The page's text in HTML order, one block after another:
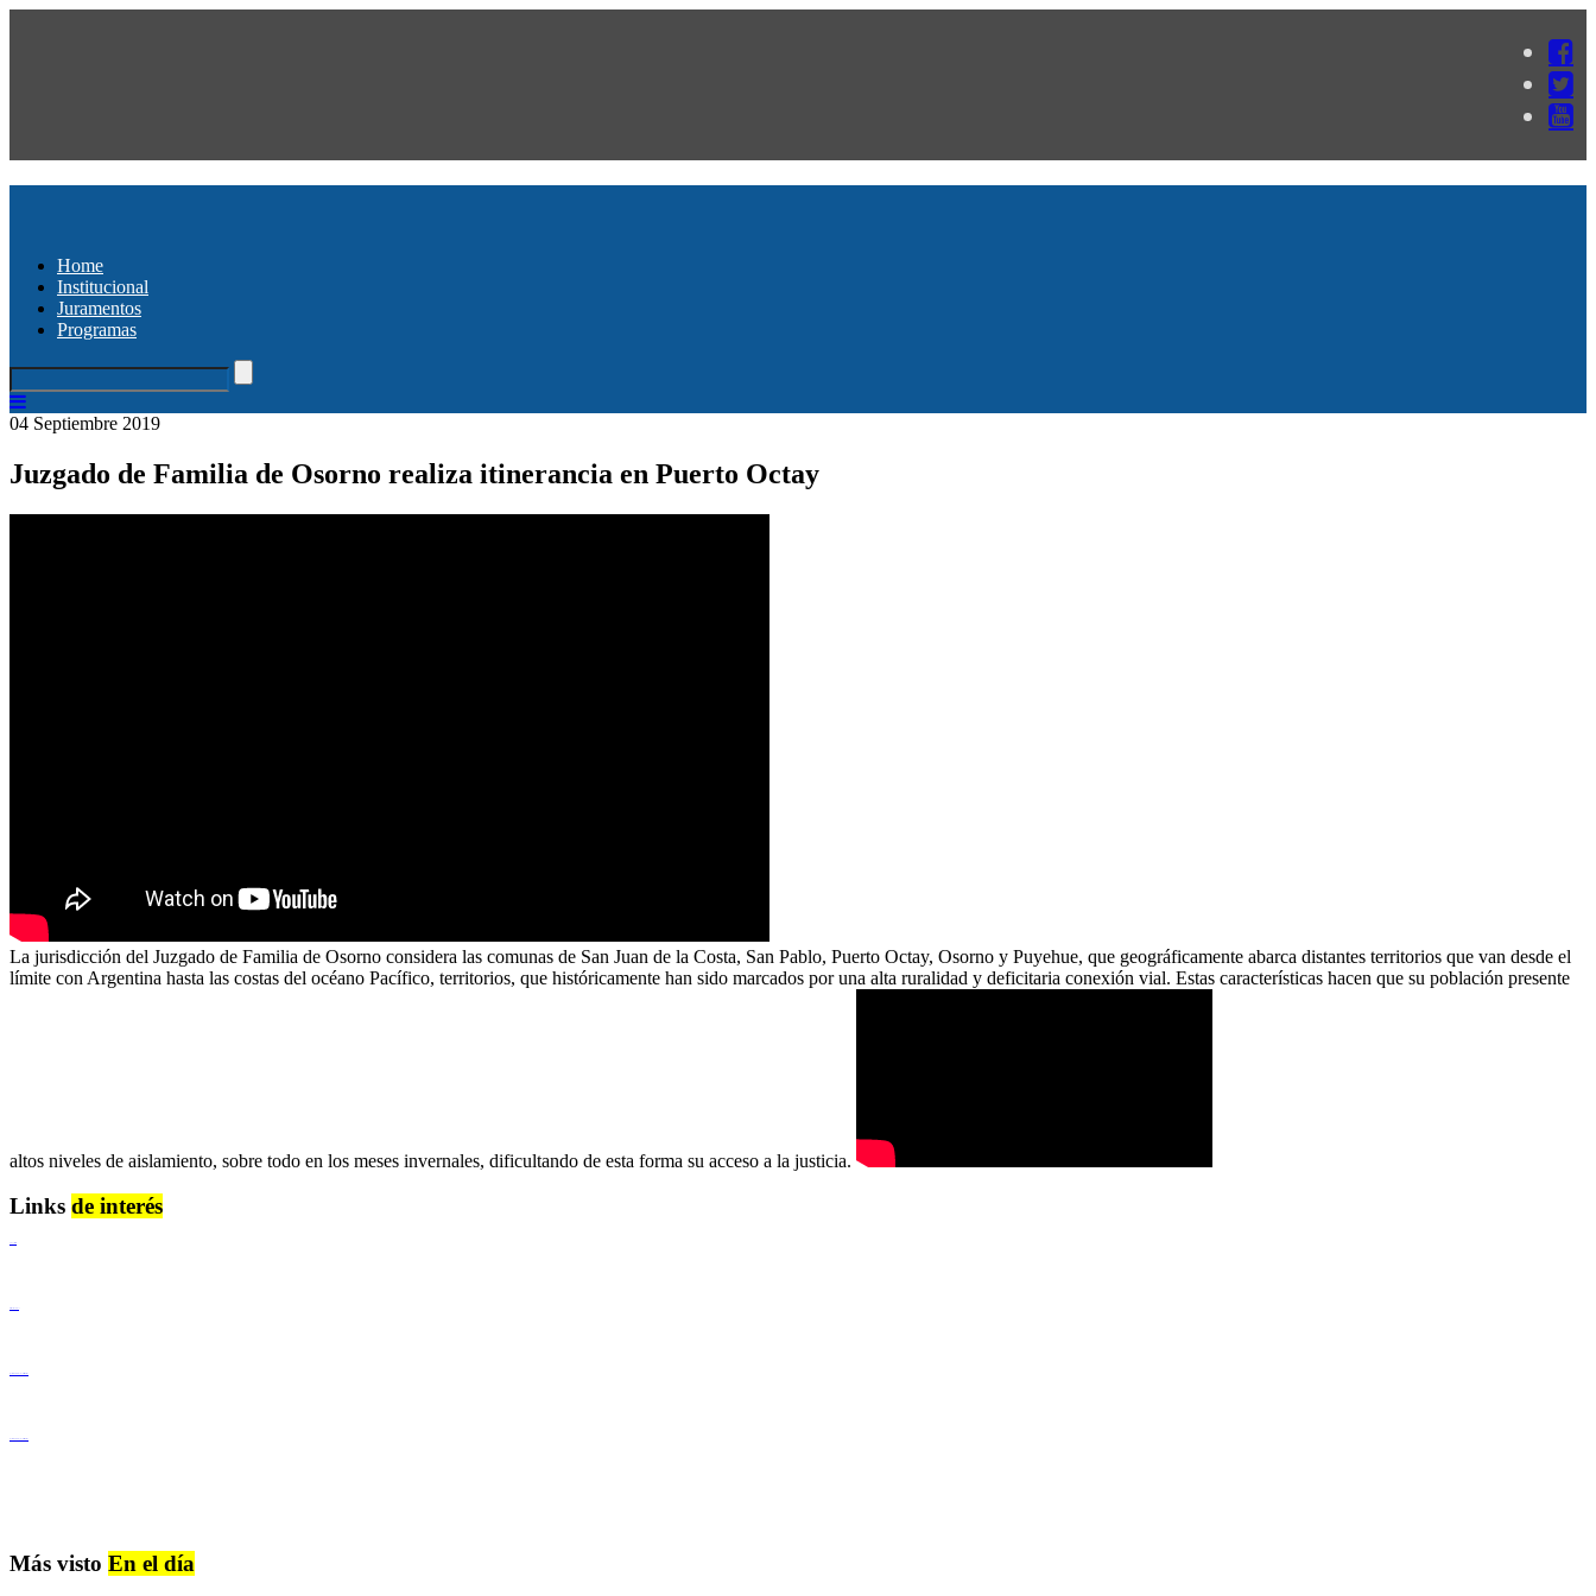
Home
Institucional
Juramentos
Programas
04 Septiembre 2019
Juzgado de Familia de Osorno realiza itinerancia en Puerto Octay
La jurisdicción del Juzgado de Familia de Osorno considera las comunas de San Juan de la Costa, San Pablo, Puerto Octay, Osorno y Puyehue, que geográficamente abarca distantes territorios que van desde el
límite con Argentina hasta las costas del océano Pacífico, territorios, que históricamente han sido marcados por una alta ruralidad y deficitaria conexión vial. Estas características hacen que su población presente
altos niveles de aislamiento, sobre todo en los meses invernales, dificultando de esta forma su acceso a la justicia.
Links de interés
Más visto En el día